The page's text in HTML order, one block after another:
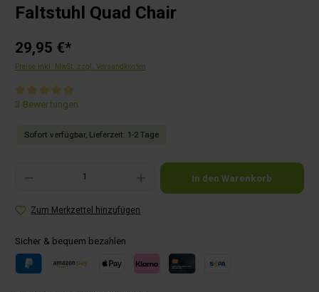
Faltstuhl Quad Chair
29,95 €*
Preise inkl. MwSt. zzgl. Versandkosten
Durchschnittliche Bewertung von 4.6 von 5 Sternen
3 Bewertungen
Sofort verfügbar, Lieferzeit: 1-2 Tage
Produkt Anzahl: Gib den gewünschten Wert ein oder benutze die Schaltflächen um die
In den Warenkorb
Zum Merkzettel hinzufügen
Sicher & bequem bezahlen